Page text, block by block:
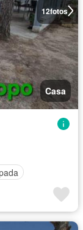
12fotos
Casa